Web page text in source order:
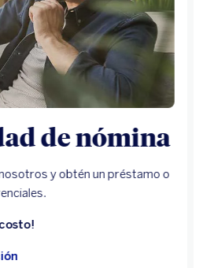
de nómina
y obtén un préstamo o